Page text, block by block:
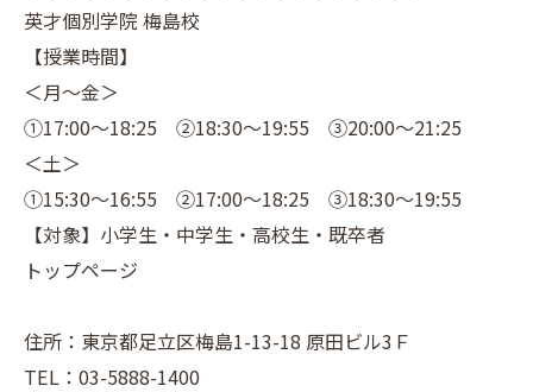
英才個別学院 梅島校
【授業時間】
＜月～金＞
①17:00～18:25 ②18:30～19:55 ③20:00～21:25
＜土＞
①15:30～16:55 ②17:00～18:25 ③18:30～19:55
【対象】小学生・中学生・高校生・既卒者
トップページ
住所：東京都足立区梅島1-13-18 原田ビル3Ｆ
TEL：03-5888-1400